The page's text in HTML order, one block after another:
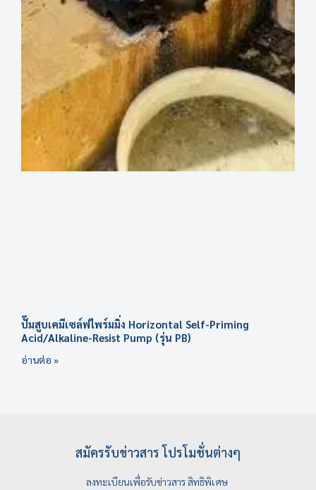
ปั๊มสูบเคมีเซล์ฟไพร์มมิ่ง Horizontal Self-Priming
Acid/Alkaline-Resist Pump (รุ่น PB)
อ่านต่อ »
สมัครรับข่าวสาร โปรโมชั่นต่างๆ
ลงทะเบียนเพื่อรับข่าวสาร สิทธิพิเศษ